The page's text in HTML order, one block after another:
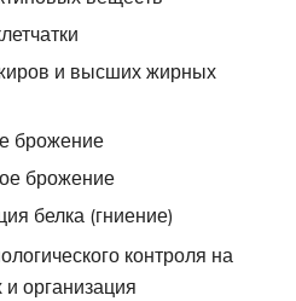
и высших жирных
брожение
брожение
белка (гниение)
контроля на
организация